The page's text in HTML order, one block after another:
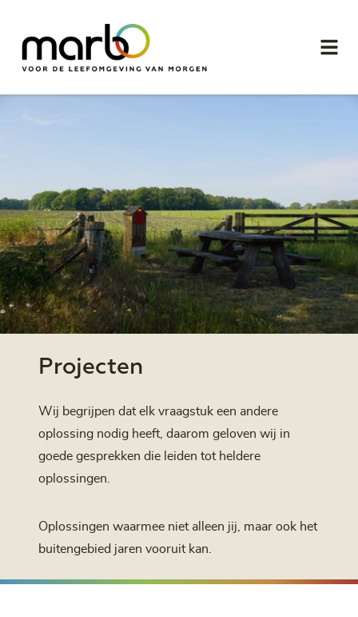
Projecten
Wij begrijpen dat elk vraagstuk een andere
oplossing nodig heeft, daarom geloven wij in
goede gesprekken die leiden tot heldere
oplossingen.
Oplossingen waarmee niet alleen jij, maar ook het
buitengebied jaren vooruit kan.